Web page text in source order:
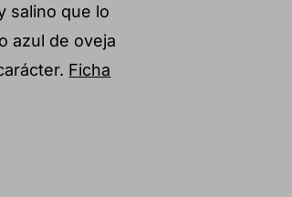
salino que lo
azul de oveja
Ficha